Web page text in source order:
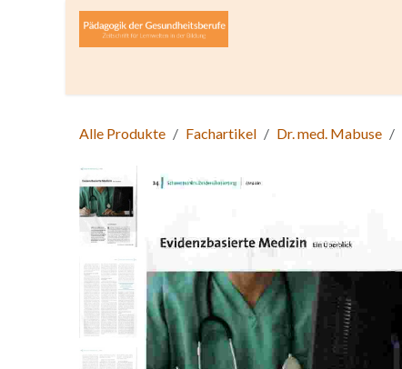
Zum Inhalt springen
Alle Produkte Fachartikel Dr. med. Mabuse